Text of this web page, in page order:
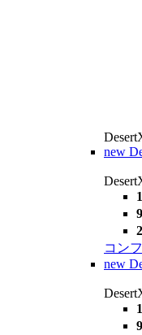
new
コン
new